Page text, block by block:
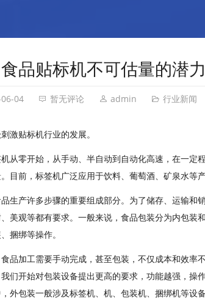
品贴标机不可估量的潜
04 暂无评论 admin 行业新闻
激贴标机行业的发展。
从零开始，从手动、半自动到自动化高速，在一
目前，标签机广泛应用于饮料、葡萄酒、矿泉水等
生产许多步骤的重要组成部分。为了储存、运输
美观等都有要求。一般来说，食品包装分为内包
捆绑等操作。
品加工需要手动完成，甚至包装，不仅成本和效率
们开始对包装设备提出更高的要求，功能越强，
外包装一般涉及标签机、机、包装机、捆绑机等设备